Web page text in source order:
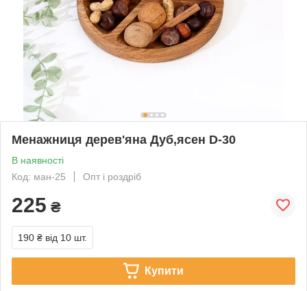
Менажниця дерев'яна Дуб,ясен D-30
В наявності
Код: ман-25
Опт і роздріб
225 ₴
190 ₴ від 10 шт.
Купити